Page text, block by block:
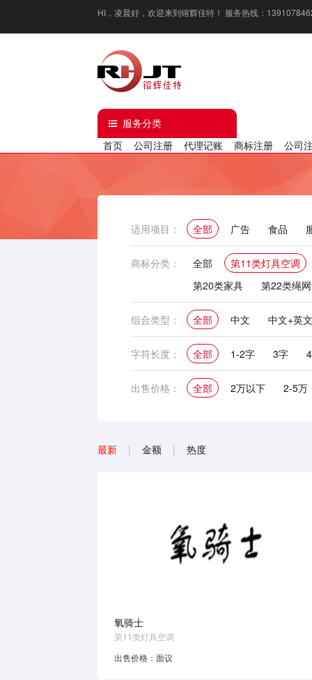
HI， 凌晨好 ，欢迎来到镕辉佳特！ 服务热线：
服务分类
首页
公司注册 代理记账 商标注册 公司
适用项目： 全部 广告 食品
厨房用具
新
商标分类：
全部
第11类灯具空调
第20类家具
第22类绳
第30类方便食品
组合类型：
全部 中文
中文+英文
英文
字符长度：
全部 1-2字 3字
出售价格： 全部 2万以下 2-5万
最新 | 金额 | 热度
氧骑士
第11类灯具空调
出售价格：面议